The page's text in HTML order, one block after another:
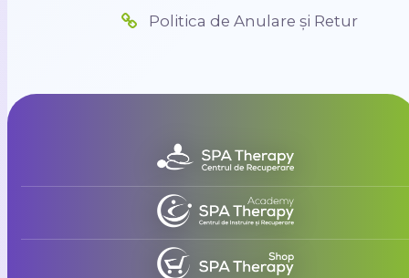
Politica de Anulare și Retur